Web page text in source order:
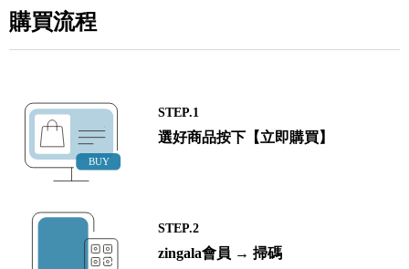
購買流程
STEP.1
選好商品按下【立即購買】
STEP.2
zingala會員 → 掃碼